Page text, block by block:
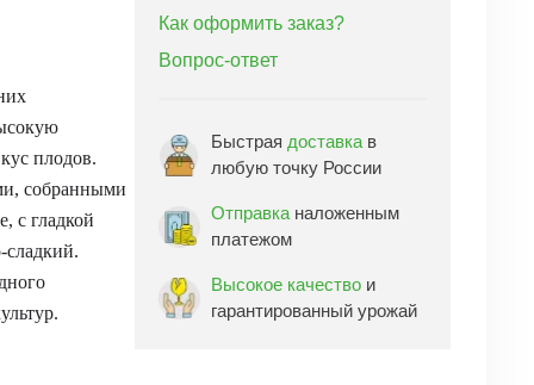
плодов.
собранными
с гладкой
сладкий.
Как оформить заказ?
Вопрос-ответ
Быстрая доставка в
любую точку России
Отправка наложенным
платежом
Высокое качество и
гарантированный урожай